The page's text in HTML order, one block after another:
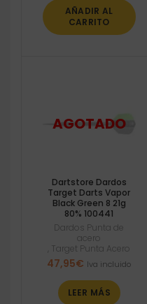
AÑADIR AL
CARRITO
Dartstore Dardos
Target Darts Vapor
Black Green 8 21g
80% 100441
Dardos Punta de
acero
Target Punta Acero
47,95€ Iva incluido
LEER MÁS